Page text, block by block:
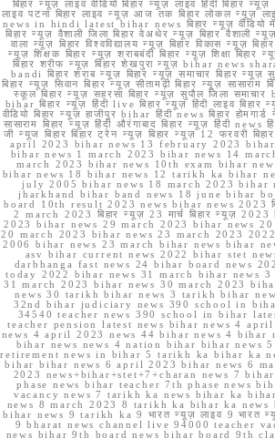
बिहार न्यूज़ लाइव वीडियो बिहार न्यूज़ लाइव हिंदी बिहार
लाइव पटना बिहार लाइव न्यूज़ आज तक बिहार लोकल न्यूज़
news in hindi latest bihar news बिहार न्यूज़ वीडियो
बिहार न्यूज़ वैशाली जिला बिहार वेअथेर न्यूज़ बिहार वैशाली न्यूज़
वाला न्यूज़ बिहार विश्वविद्यालय न्यूज़ बिहार विकास न्यूज़
न्यूज़ शिक्षक बिहार न्यूज़ शराबबंदी बिहार न्यूज़ शिक्षा बिहार
बिहार शरीफ न्यूज़ बिहार शेखपुरा न्यूज़ bihar news
bandi बिहार शराब न्यूज़ बिहार न्यूज़ समाचार बिहार न्यूज़
बिहार न्यूज़ सिवान बिहार न्यूज़ सीतामढ़ी बिहार न्यूज़ सासाराम
स्कूल बिहार न्यूज़ सहरसा बिहार न्यूज़ सुपौल जिला समाचार
bihar बिहार न्यूज़ हिंदी live बिहार न्यूज़ हिंदी लाइव बिहार
वीडियो बिहार न्यूज़ हाजीपुर bihar हिंदी news बिहार
सासाराम बिहार न्यूज़ हिंदी औरंगाबाद बिहार न्यूज़ हिंदी news
जी न्यूज बिहार बिहार ट्रेन न्यूज़ बिहार न्यूज़ 12 फरवरी
april 2023 bihar news 13 february 2023 bihar
bihar news 1 march 2023 bihar news 14
march 2023 bihar news 10th exam bihar
bihar news 18 bihar news 12 tarikh ka bihar
july 2005 bihar news 18 march 2023 bihar
jharkhand bihar band news 18 june bihar
board 10th result 2023 news bihar news 2023
2 march 2023 बिहार न्यूज़ 23 मार्च बिहार न्यूज़
2023 bihar news 29 march 2023 bihar news
20 march 2023 bihar news 23 march 2023
2006 bihar news 23 march bihar news bihar
asv bihar current news 2022 bihar stet
darbhanga fast news 24 bihar board news
today 2022 bihar news 31 march bihar news
31 march 2023 bihar news 30 march 2023
news 30 tarikh bihar news 3 tarikh bihar
32nd bihar judiciary news 390 school in
34540 teacher news 390 school in bihar
teacher pension latest news bihar news 4
news 4 april 2023 news 44 bihar news 4 bihar
bihar news news 4 nation bihar bihar news
retirement news in bihar 5 tarikh ka bihar ka
bihar bihar news 6 april 2023 bihar news 6
2023 news+bihar+stet+7+charan news 7
phase news bihar teacher 7th phase news
vacancy news 7 tarikh ka news bihar ka
news 8 march 2023 8 tarikh ka bihar ka news
bihar news 9 tarikh ka 9 भारत न्यूज़ लाइव 9 भारत
9 bharat news channel live 94000 teacher
news bihar 9th board news bihar board 9th